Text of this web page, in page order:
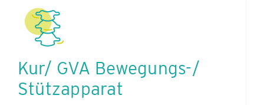
Kur/ GVA Bewegungs-/
Stützapparat